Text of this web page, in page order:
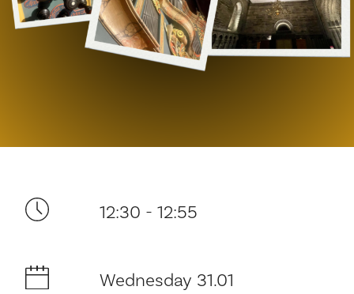
Your visit
The music in the Cathedral
History and architecture
12:30 - 12:55
Wednesday 31.01